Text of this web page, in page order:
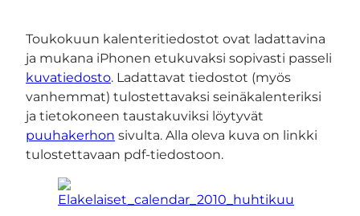
Toukokuun kalenteritiedostot ovat ladattavina
ja mukana iPhonen etukuvaksi sopivasti passeli
kuvatiedosto. Ladattavat tiedostot (myös
vanhemmat) tulostettavaksi seinäkalenteriksi
ja tietokoneen taustakuviksi löytyvät
puuhakerhon sivulta. Alla oleva kuva on linkki
tulostettavaan pdf-tiedostoon.